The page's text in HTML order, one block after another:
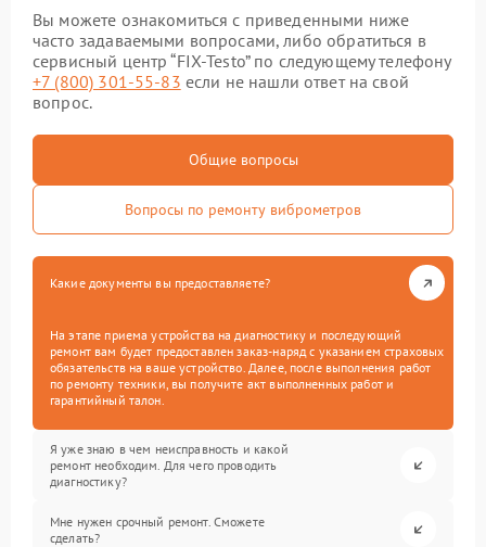
Вы можете ознакомиться с приведенными ниже
часто задаваемыми вопросами, либо обратиться в
сервисный центр “FIX-Testo” по следующему телефону
+7 (800) 301-55-83 если не нашли ответ на свой
вопрос.
Общие вопросы
Вопросы по ремонту виброметров
Какие документы вы предоставляете?
На этапе приема устройства на диагностику и последующий
ремонт вам будет предоставлен заказ-наряд с указанием страховых
обязательств на ваше устройство. Далее, после выполнения работ
по ремонту техники, вы получите акт выполненных работ и
гарантийный талон.
Я уже знаю в чем неисправность и какой
ремонт необходим. Для чего проводить
диагностику?
Мне нужен срочный ремонт. Сможете
сделать?